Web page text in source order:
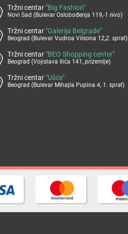
Tržni centar "Big Fashion"
Novi Sad (Bulevar Oslobođenja 119,-1 nivo)
Tržni centar "Galerija Belgrade"
Beograd (Bulevar Vudroa Vilsona 12,2. sprat)
Tržni centar "BEO Shopping center"
Beograd (Vojislava Ilića 141, prizemlje)
Tržni centar "Ušće"
Beograd (Bulevar Mihajla Pupina 4, 1. sprat)